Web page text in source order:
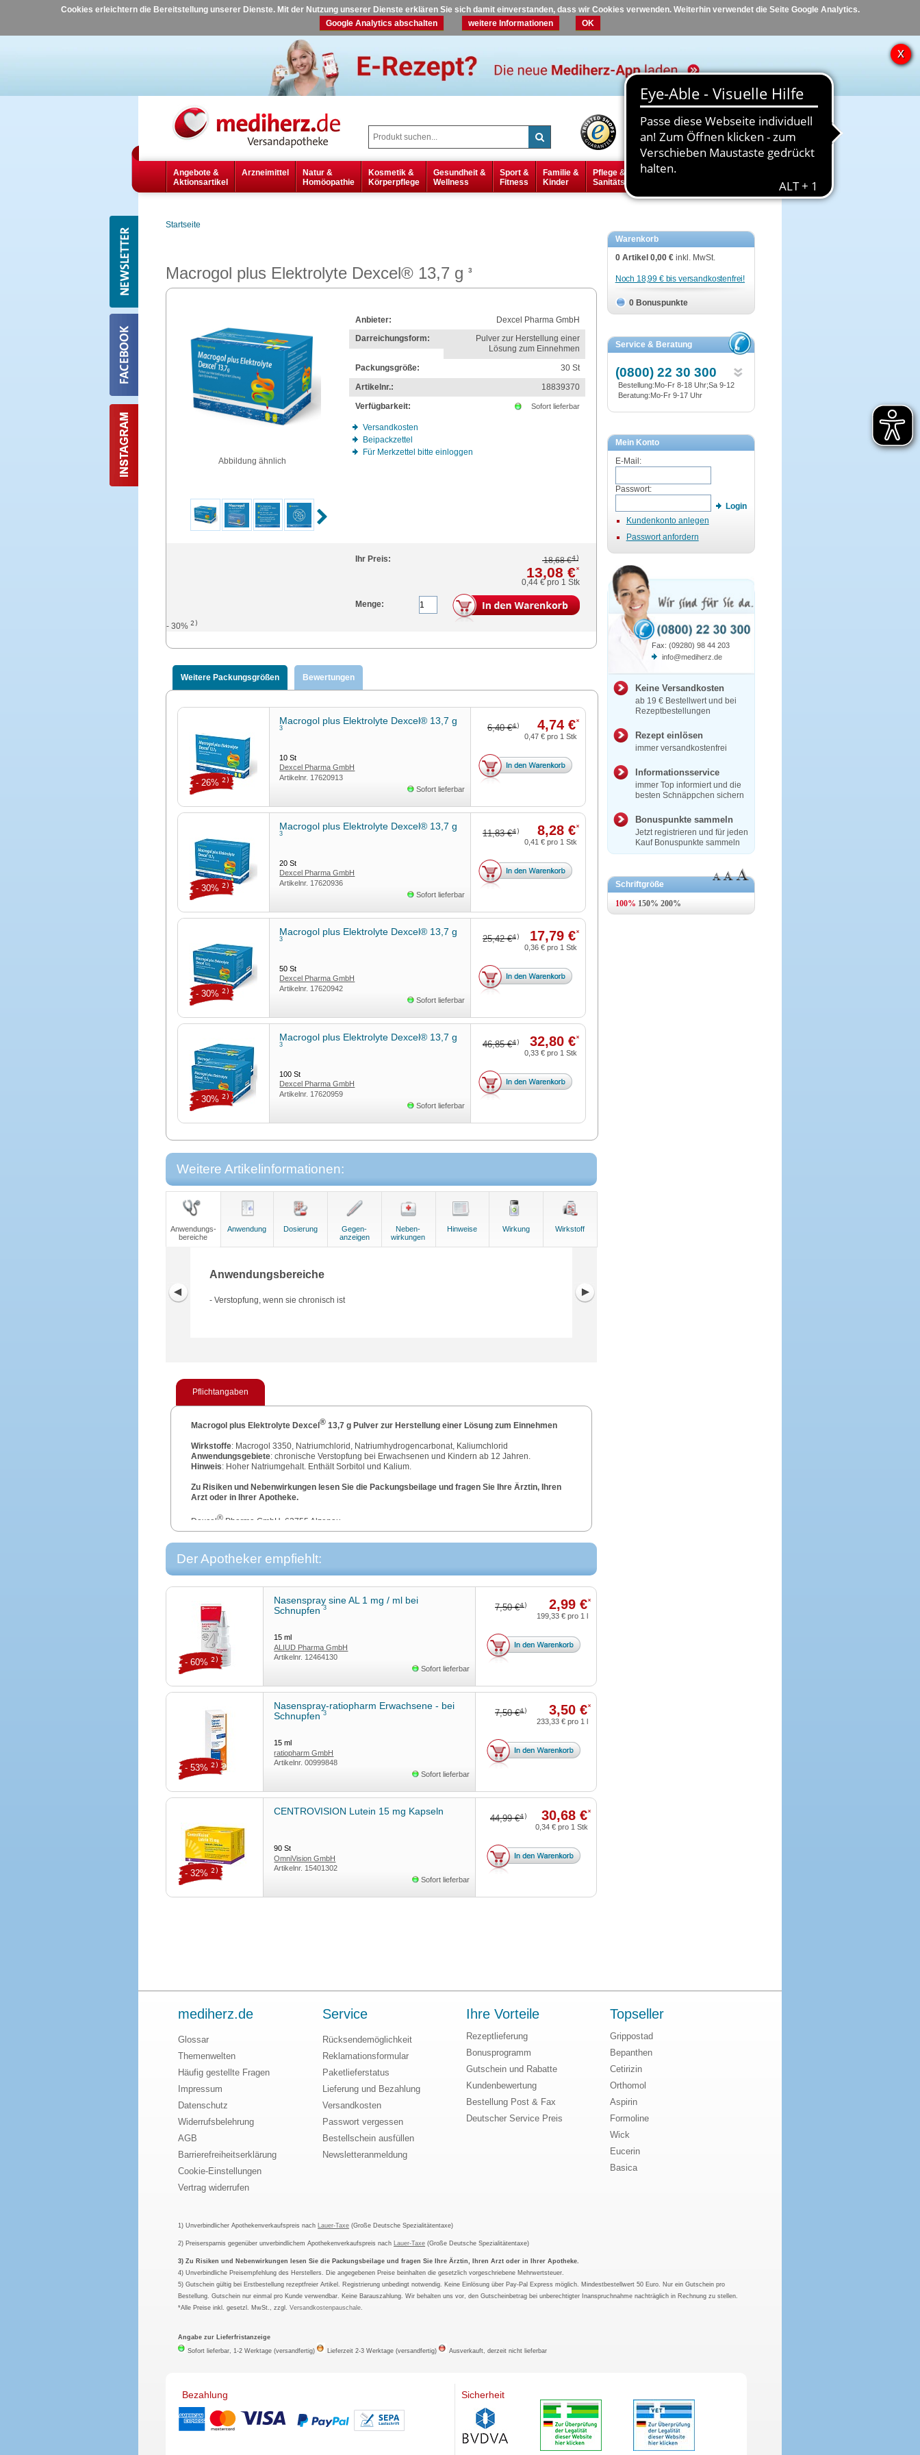
Cookies erleichtern die Bereitstellung unserer Dienste. Mit der Nutzung unserer Dienste erklären Sie sich damit einverstanden, dass wir Cookies verwenden. Weiterhin verwendet die Seite Google Analytics.
Google Analytics abschalten
weitere Informationen OK
Hilfe Kontakt
Angebote &
Aktionsartikel
Arzneimittel
Natur &
Homöopathie
Kosmetik &
Körperpflege
Gesundheit &
Wellness
Sport &
Fitness
Familie &
Kinder
Pflege &
Sanitätsbedarf
Diabetes
Startseite
Macrogol plus Elektrolyte Dexcel® 13,7 g 3
Abbildung ähnlich
Anbieter:
Dexcel Pharma GmbH
Darreichungsform:
Pulver zur Herstellung einer
Lösung zum Einnehmen
Packungsgröße:
30 St
Artikelnr.:
18839370
Verfügbarkeit:
Sofort lieferbar
Versandkosten
Beipackzettel
Für Merkzettel bitte einloggen
Ihr Preis: 18,68 €4)
13,08 €*
0,44 €pro 1 Stk
Menge:
- 30% 2)
Weitere Packungsgrößen Bewertungen
Macrogol plus Elektrolyte Dexcel® 13,7 g
3
10St
Dexcel Pharma GmbH
Artikelnr. 17620913
Sofort lieferbar
6,40 €4) 4,74 €*
- 26% 2)
0,47 € pro 1 Stk
Macrogol plus Elektrolyte Dexcel® 13,7 g
3
20St
Dexcel Pharma GmbH
Artikelnr. 17620936
Sofort lieferbar
11,83 €4) 8,28 €*
- 30% 2)
0,41 € pro 1 Stk
Macrogol plus Elektrolyte Dexcel® 13,7 g
3
50St
Dexcel Pharma GmbH
Artikelnr. 17620942
Sofort lieferbar
25,42 €4) 17,79 €*
- 30% 2)
0,36 € pro 1 Stk
Macrogol plus Elektrolyte Dexcel® 13,7 g
3
100St
Dexcel Pharma GmbH
Artikelnr. 17620959
Sofort lieferbar
46,85 €4) 32,80 €*
- 30% 2)
0,33 € pro 1 Stk
Weitere Artikelinformationen:
Anwendungs-
bereiche
Anwendung Dosierung
Gegen-
anzeigen
Neben-
wirkungen
Hinweise Wirkung Wirkstoff
Anwendungsbereiche
- Verstopfung, wenn sie chronisch ist
Pflichtangaben
Macrogol plus Elektrolyte Dexcel® 13,7 g Pulver zur Herstellung einer Lösung zum Einnehmen
Wirkstoffe: Macrogol 3350, Natriumchlorid, Natriumhydrogencarbonat, Kaliumchlorid
Anwendungsgebiete: chronische Verstopfung bei Erwachsenen und Kindern ab 12 Jahren.
Hinweis: Hoher Natriumgehalt. Enthält Sorbitol und Kalium.
Zu Risiken und Nebenwirkungen lesen Sie die Packungsbeilage und fragen Sie Ihre Ärztin, Ihren
Arzt oder in Ihrer Apotheke.
Dexcel® Pharma GmbH, 63755 Alzenau
Stand: November 2022
Der Apotheker empfiehlt:
Nasenspray sine AL 1 mg / ml bei
Schnupfen3
15ml
ALIUD Pharma GmbH
Artikelnr. 12464130
Sofort lieferbar
7,50 €4) 2,99 €*
- 60% 2)
199,33 € pro 1 l
Nasenspray-ratiopharm Erwachsene - bei
Schnupfen3
15ml
ratiopharm GmbH
Artikelnr.00999848
Sofort lieferbar
7,50 €4) 3,50 €*
- 53% 2)
233,33 € pro 1 l
CENTROVISION Lutein 15 mg Kapseln
90St
OmniVision GmbH
Artikelnr. 15401302
Sofort lieferbar
44,99 €4) 30,68 €*
- 32% 2)
0,34 € pro 1 Stk
Warenkorb
0 Artikel 0,00 € inkl. MwSt.
Noch 18,99 € bis versandkostenfrei!
0 Bonuspunkte
Service & Beratung
(0800) 22 30 300
Bestellung:Mo-Fr 8-18 Uhr;Sa 9-12
Beratung:Mo-Fr 9-17 Uhr
Mein Konto
E-Mail:
Passwort:
Login
Kundenkonto anlegen
Passwort anfordern
Fax: (09280) 98 44 203
info@mediherz.de
Keine Versandkosten
ab 19 € Bestellwert und bei
Rezeptbestellungen
Rezept einlösen
immer versandkostenfrei
Informationsservice
immer Top informiert und die
besten Schnäppchen sichern
Bonuspunkte sammeln
Jetzt registrieren und für jeden
Kauf Bonuspunkte sammeln
Schriftgröße
mediherz.de
Glossar
Themenwelten
Häufig gestellte Fragen
Impressum
Datenschutz
Widerrufsbelehrung
AGB
Barrierefreiheitserklärung
Cookie-Einstellungen
Vertrag widerrufen
Service
Rücksendemöglichkeit
Reklamationsformular
Paketlieferstatus
Lieferung und Bezahlung
Versandkosten
Passwort vergessen
Bestellschein ausfüllen
Newsletteranmeldung
Ihre Vorteile
Rezeptlieferung
Bonusprogramm
Gutschein und Rabatte
Kundenbewertung
Bestellung Post & Fax
Deutscher Service Preis
Topseller
Grippostad
Bepanthen
Cetirizin
Orthomol
Aspirin
Formoline
Wick
Eucerin
Basica
1) Unverbindlicher Apothekenverkaufspreis nach Lauer-Taxe (Große Deutsche Spezialitätentaxe)
2) Preisersparnis gegenüber unverbindlichem Apothekenverkaufspreis nach Lauer-Taxe (Große Deutsche Spezialitätentaxe)
3) Zu Risiken und Nebenwirkungen lesen Sie die Packungsbeilage und fragen Sie Ihre Ärztin, Ihren Arzt oder in Ihrer Apotheke.
4) Unverbindliche Preisempfehlung des Herstellers. Die angegebenen Preise beinhalten die gesetzlich vorgeschriebene Mehrwertsteuer.
5) Gutschein gültig bei Erstbestellung rezeptfreier Artikel. Registrierung unbedingt notwendig. Keine Einlösung über Pay-Pal Express möglich. Mindestbestellwert 50 Euro. Nur ein Gutschein pro
Bestellung. Gutschein nur einmal pro Kunde verwendbar. Keine Barauszahlung. Wir behalten uns vor, den Gutscheinbetrag bei unberechtigter Inanspruchnahme nachträglich in Rechnung zu stellen.
*Alle Preise inkl. gesetzl. MwSt., zzgl.Versandkostenpauschale.
Angabe zur Lieferfristanzeige
Sofort lieferbar, 1-2 Werktage (versandfertig)
Lieferzeit 2-3 Werktage (versandfertig) Ausverkauft, derzeit nicht lieferbar
Bezahlung Sicherheit